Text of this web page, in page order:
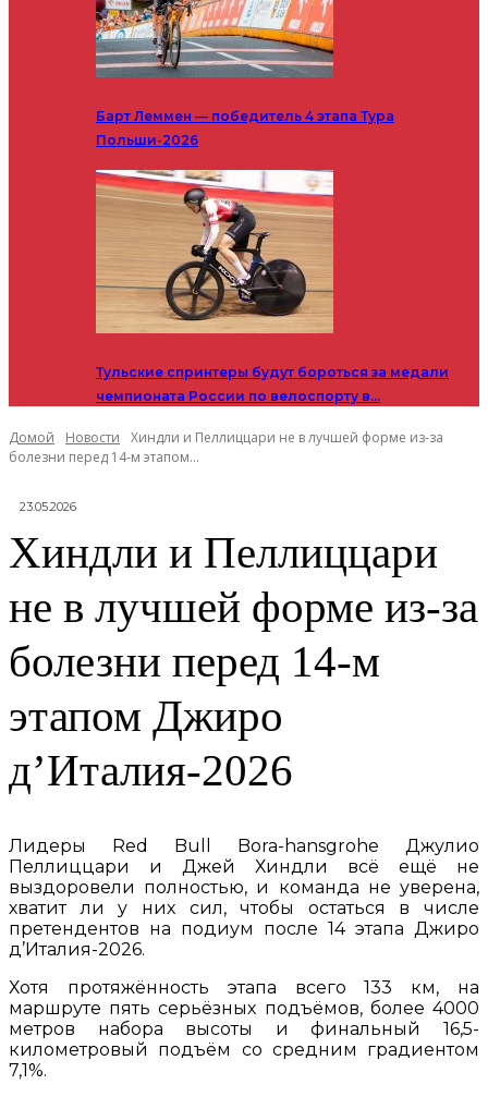
Барт Леммен — победитель 4 этапа Тура
Польши-2026
Тульские спринтеры будут бороться за медали
чемпионата России по велоспорту в…
Домой Новости
Хиндли и Пеллиццари не в лучшей форме из-за
болезни перед 14-м этапом...
23.05.2026
Хиндли и Пеллиццари
не в лучшей форме из-за
болезни перед 14-м
этапом Джиро
д’Италия-2026
Лидеры Red Bull Bora-hansgrohe Джулио
Пеллиццари и Джей Хиндли всё ещё не
выздоровели полностью, и команда не уверена,
хватит ли у них сил, чтобы остаться в числе
претендентов на подиум после 14 этапа Джиро
д’Италия-2026.
Хотя протяжённость этапа всего 133 км, на
маршруте пять серьёзных подъёмов, более 4000
метров набора высоты и финальный 16,5-
километровый подъём со средним градиентом
7,1%.